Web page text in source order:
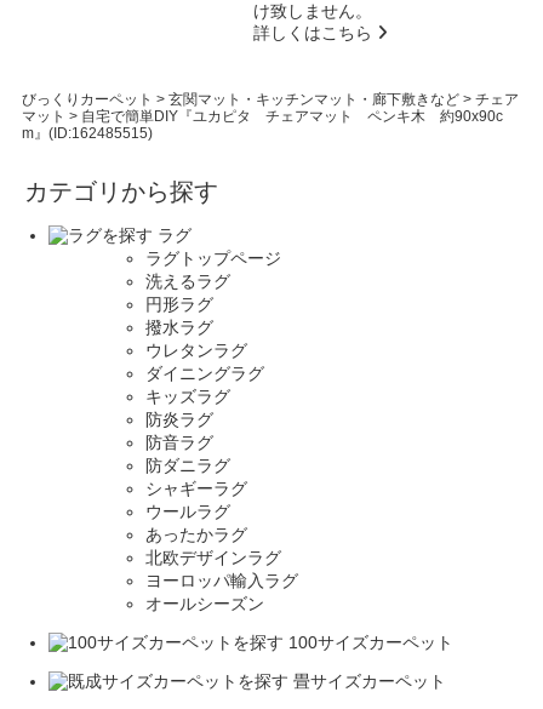
け致しません。
詳しくはこちら
びっくりカーペット > 玄関マット・キッチンマット・廊下敷きなど> チェア
マット > 自宅で簡単DIY『ユカピタ チェアマット ペンキ木 約90x90c
m』(ID:162485515)
カテゴリから探す
ラグ
ラグトップページ
洗えるラグ
円形ラグ
撥水ラグ
ウレタンラグ
ダイニングラグ
キッズラグ
防炎ラグ
防音ラグ
防ダニラグ
シャギーラグ
ウールラグ
あったかラグ
北欧デザインラグ
ヨーロッパ輸入ラグ
オールシーズン
100サイズカーペット
畳サイズカーペット